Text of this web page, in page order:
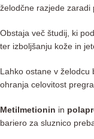
želodčne razjede zaradi
Obstaja več študij, ki
ter izboljšanju kože in
Lahko ostane v želodcu
ohranja celovitost
Metilmetionin in
bariero za sluznico